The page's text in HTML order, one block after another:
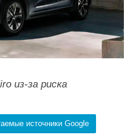
из-за риска
источники Google